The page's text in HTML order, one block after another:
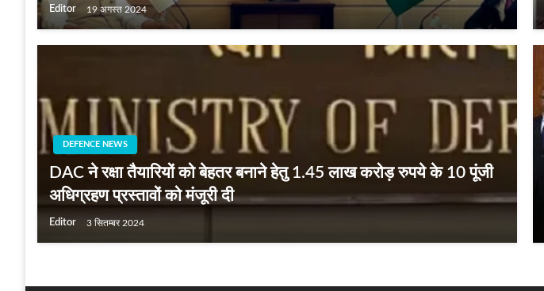
Editor 19 अगस्त 2024
DEFENCE NEWS
DAC ने रक्षा तैयारियों को बेहतर बनाने हेतु 1.45 लाख करोड़ रुपये के 10 पूंजी
अधिग्रहण प्रस्तावों को मंजूरी दी
Editor 3 सितम्बर 2024